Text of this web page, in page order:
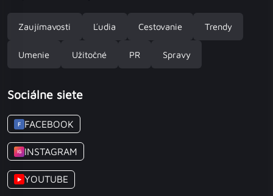
Zaujímavosti Ľudia Cestovanie Trendy
Umenie Užitočné PR Spravy
Sociálne siete
F FACEBOOK
IG INSTAGRAM
▶ YOUTUBE